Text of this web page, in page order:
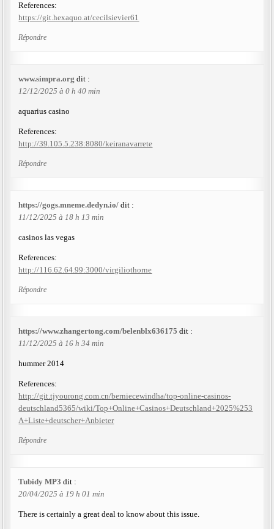
References:
https://git.hexaquo.at/cecilsievier61
Répondre
www.simpra.org dit :
12/12/2025 à 0 h 40 min
aquarius casino
References:
http://39.105.5.238:8080/keiranavarrete
Répondre
https://gogs.mneme.dedyn.io/ dit :
11/12/2025 à 18 h 13 min
casinos las vegas
References:
http://116.62.64.99:3000/virgiliothorne
Répondre
https://www.zhangertong.com/belenblx636175 dit :
11/12/2025 à 16 h 34 min
hummer 2014
References:
http://git.tjyourong.com.cn/berniecewindha/top-online-casinos-
deutschland5365/wiki/Top+Online+Casinos+Deutschland+2025%253
A+Liste+deutscher+Anbieter
Répondre
Tubidy MP3 dit :
20/04/2025 à 19 h 01 min
There is certainly a great deal to know about this issue.